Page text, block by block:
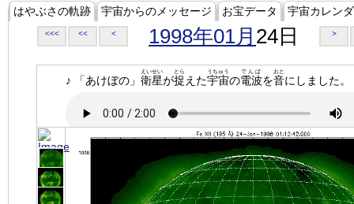
はやぶさの軌跡 宇宙からのメッセージ お宝データ 宇宙カレン
<<< << < 1998年01月 24日 >
♪ 「あけぼの」 衛星
えいせい
が捉
とら
えた宇宙
うちゅう
の電波
でんぱ
を音
おと
にしました。